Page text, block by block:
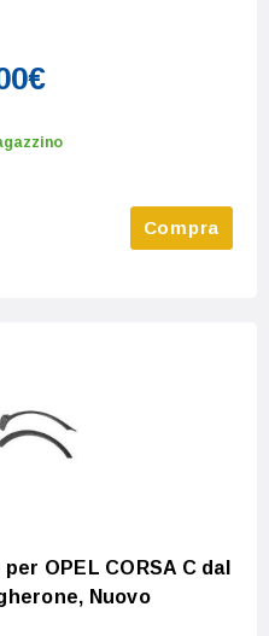
Compra
OPEL CORSA C dal
Nuovo